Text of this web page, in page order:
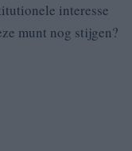
interesse
munt nog stijgen?